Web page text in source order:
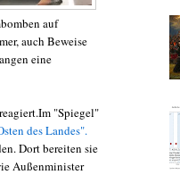
auf
auch Beweise
eine
"Spiegel"
des Landes".
Dort bereiten sie
Außenminister